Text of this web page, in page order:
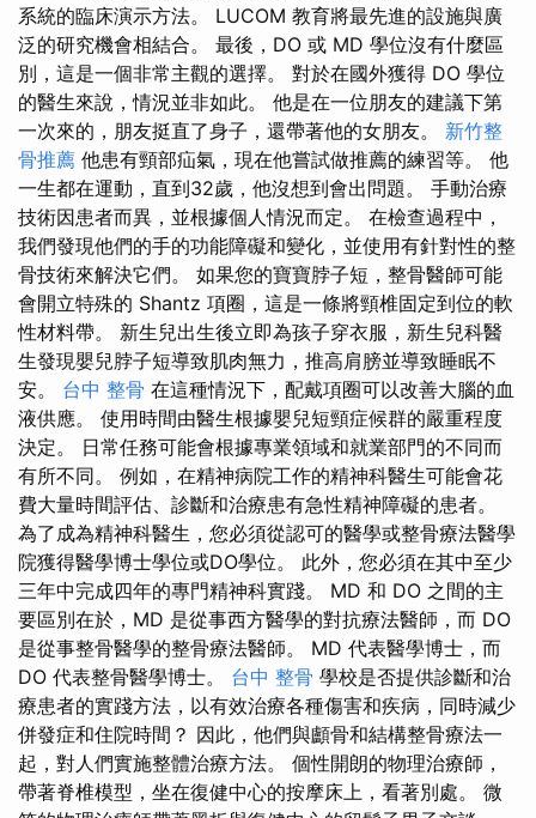
系統的臨床演示方法。 LUCOM 教育將最先進的設施與廣
泛的研究機會相結合。 最後，DO 或 MD 學位沒有什麼區
別，這是一個非常主觀的選擇。 對於在國外獲得 DO 學位
的醫生來說，情況並非如此。 他是在一位朋友的建議下第
一次來的，朋友挺直了身子，還帶著他的女朋友。 新竹整
骨推薦 他患有頸部疝氣，現在他嘗試做推薦的練習等。 他
一生都在運動，直到32歲，他沒想到會出問題。 手動治療
技術因患者而異，並根據個人情況而定。 在檢查過程中，
我們發現他們的手的功能障礙和變化，並使用有針對性的整
骨技術來解決它們。 如果您的寶寶脖子短，整骨醫師可能
會開立特殊的 Shantz 項圈，這是一條將頸椎固定到位的軟
性材料帶。 新生兒出生後立即為孩子穿衣服，新生兒科醫
生發現嬰兒脖子短導致肌肉無力，推高肩膀並導致睡眠不
安。 台中 整骨 在這種情況下，配戴項圈可以改善大腦的血
液供應。 使用時間由醫生根據嬰兒短頸症候群的嚴重程度
決定。 日常任務可能會根據專業領域和就業部門的不同而
有所不同。 例如，在精神病院工作的精神科醫生可能會花
費大量時間評估、診斷和治療患有急性精神障礙的患者。
為了成為精神科醫生，您必須從認可的醫學或整骨療法醫學
院獲得醫學博士學位或DO學位。 此外，您必須在其中至少
三年中完成四年的專門精神科實踐。 MD 和 DO 之間的主
要區別在於，MD 是從事西方醫學的對抗療法醫師，而 DO
是從事整骨醫學的整骨療法醫師。 MD 代表醫學博士，而
DO 代表整骨醫學博士。 台中 整骨 學校是否提供診斷和治
療患者的實踐方法，以有效治療各種傷害和疾病，同時減少
併發症和住院時間？ 因此，他們與顱骨和結構整骨療法一
起，對人們實施整體治療方法。 個性開朗的物理治療師，
帶著脊椎模型，坐在復健中心的按摩床上，看著別處。 微